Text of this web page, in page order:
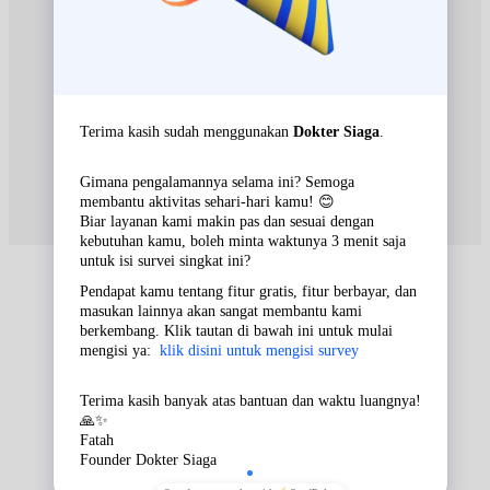
Jumat, 28/08/2026
Jam 18:30 - 21:00
Sabtu, 29/08/2026
Jam 18:00 - 20:00
Senin, 31/08/2026
Selasa, 01/09/2026
Jam 18:30 - 20:00